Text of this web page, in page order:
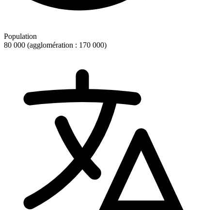
Population
80 000 (agglomération : 170 000)